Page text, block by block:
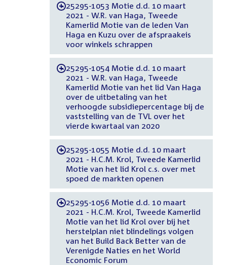
-25295-1053 Motie d.d. 10 maart
2021 - W.R. van Haga, Tweede
Kamerlid Motie van de leden Van
Haga en Kuzu over de afspraakeis
voor winkels schrappen
-25295-1054 Motie d.d. 10 maart
2021 - W.R. van Haga, Tweede
Kamerlid Motie van het lid Van Haga
over de uitbetaling van het
verhoogde subsidiepercentage bij de
vaststelling van de TVL over het
vierde kwartaal van 2020
-25295-1055 Motie d.d. 10 maart
2021 - H.C.M. Krol, Tweede Kamerlid
Motie van het lid Krol c.s. over met
spoed de markten openen
-25295-1056 Motie d.d. 10 maart
2021 - H.C.M. Krol, Tweede Kamerlid
Motie van het lid Krol over bij het
herstelplan niet blindelings volgen
van het Build Back Better van de
Verenigde Naties en het World
Economic Forum